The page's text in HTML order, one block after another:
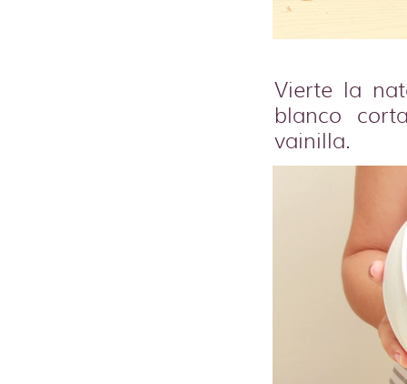
Vierte la
blanco
vainilla.